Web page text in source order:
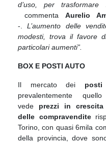
d’uso, per trasformare
commentaAurelio
-.L’aumento delle
modesti, trova il favore
particolari aumenti”.
BOX E POSTI AUTO
Il mercato dei
prevalentemente
vede prezzi in crescita
delle compravendite
Torino, con quasi 6mila
della provincia, dove